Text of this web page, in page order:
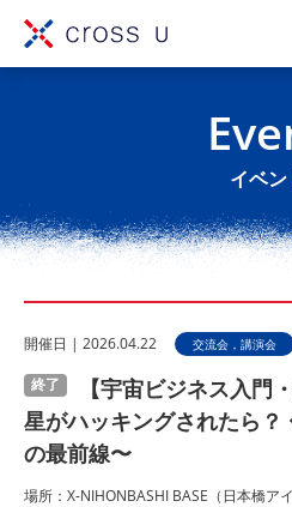
イベン
開催⽇ | 2026.04.22 交流会，講演会
終了
【宇宙ビジネス入門
星がハッキングされたら？
の最前線〜
場所：X-NIHONBASHI BASE（⽇本橋ア